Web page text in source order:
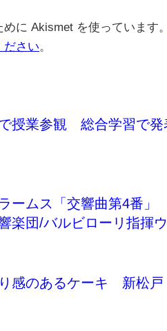
に Akismet を使っています。
ださい。
授業参観 総合学習で発
ームス「交響曲第4番
楽団/バルビローリ指揮
感のあるケーキ 新松